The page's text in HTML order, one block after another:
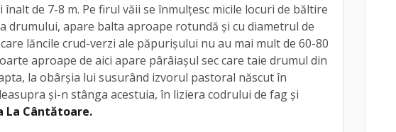
înalt de 7-8 m. Pe firul văii se înmulțesc micile locuri de băltire
drumului, apare balta aproape rotundă și cu diametrul de
lăncile crud-verzi ale păpurișului nu au mai mult de 60-80
aproape de aici apare pârâiașul sec care taie drumul din
la obârșia lui susurând izvorul pastoral născut în
și-n stânga acestuia, în liziera codrului de fag și
La Cântătoare.